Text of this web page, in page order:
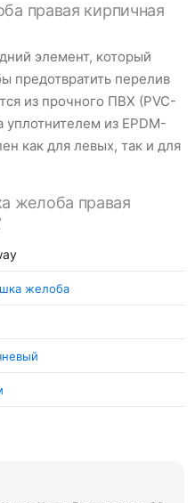
правая кирпичная
элемент, который
предотвратить перелив
из прочного ПВХ (PVC-
из EPDM-
как для левых, так и для
желоба правая
желоба